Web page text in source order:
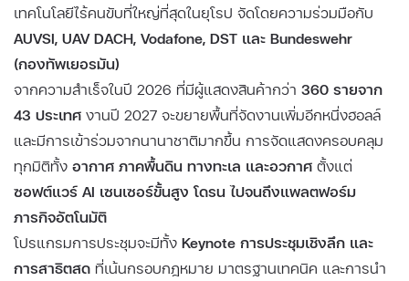
เทคโนโลยีไร้คนขับที่ใหญ่ที่สุดในยุโรป จัดโดยความร่วมมือกับ
AUVSI, UAV DACH, Vodafone, DST และ Bundeswehr
(กองทัพเยอรมัน)
จากความสำเร็จในปี 2026 ที่มีผู้แสดงสินค้ากว่า 360 รายจาก
43 ประเทศ งานปี 2027 จะขยายพื้นที่จัดงานเพิ่มอีกหนึ่งฮอลล์
และมีการเข้าร่วมจากนานาชาติมากขึ้น การจัดแสดงครอบคลุม
ทุกมิติทั้ง อากาศ ภาคพื้นดิน ทางทะเล และอวกาศ ตั้งแต่
ซอฟต์แวร์ AI เซนเซอร์ขั้นสูง โดรน ไปจนถึงแพลตฟอร์ม
ภารกิจอัตโนมัติ
โปรแกรมการประชุมจะมีทั้ง Keynote การประชุมเชิงลึก และ
การสาธิตสด ที่เน้นกรอบกฎหมาย มาตรฐานเทคนิค และการนำ